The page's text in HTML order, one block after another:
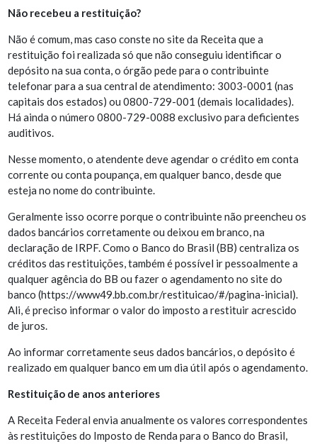
Não recebeu a restituição?
Não é comum, mas caso conste no site da Receita que a
restituição foi realizada só que não conseguiu identificar o
depósito na sua conta, o órgão pede para o contribuinte
telefonar para a sua central de atendimento: 3003-0001 (nas
capitais dos estados) ou 0800-729-001 (demais localidades).
Há ainda o número 0800-729-0088 exclusivo para deficientes
auditivos.
Nesse momento, o atendente deve agendar o crédito em conta
corrente ou conta poupança, em qualquer banco, desde que
esteja no nome do contribuinte.
Geralmente isso ocorre porque o contribuinte não preencheu os
dados bancários corretamente ou deixou em branco, na
declaração de IRPF. Como o Banco do Brasil (BB) centraliza os
créditos das restituições, também é possível ir pessoalmente a
qualquer agência do BB ou fazer o agendamento no site do
banco (https://www49.bb.com.br/restituicao/#/pagina-inicial).
Ali, é preciso informar o valor do imposto a restituir acrescido
de juros.
Ao informar corretamente seus dados bancários, o depósito é
realizado em qualquer banco em um dia útil após o agendamento.
Restituição de anos anteriores
A Receita Federal envia anualmente os valores correspondentes
às restituições do Imposto de Renda para o Banco do Brasil,